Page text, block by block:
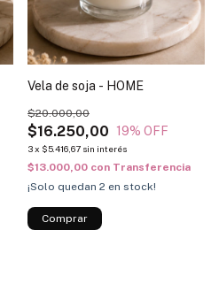
Vela de soja - HOME
$16.250,00
$20.000,00
19% OFF
3x $5.416,67 sin interés
$13.000,00 con Transferencia
¡Solo quedan 2 en stock!
Comprar